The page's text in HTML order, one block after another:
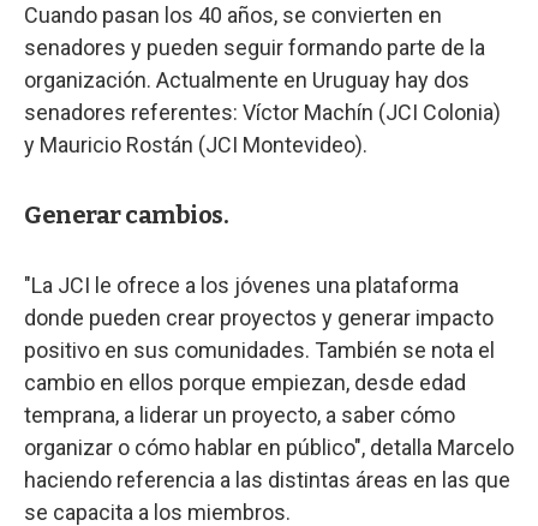
Cuando pasan los 40 años, se convierten en
senadores y pueden seguir formando parte de la
organización. Actualmente en Uruguay hay dos
senadores referentes: Víctor Machín (JCI Colonia)
y Mauricio Rostán (JCI Montevideo).
Generar cambios.
"La JCI le ofrece a los jóvenes una plataforma
donde pueden crear proyectos y generar impacto
positivo en sus comunidades. También se nota el
cambio en ellos porque empiezan, desde edad
temprana, a liderar un proyecto, a saber cómo
organizar o cómo hablar en público", detalla Marcelo
haciendo referencia a las distintas áreas en las que
se capacita a los miembros.